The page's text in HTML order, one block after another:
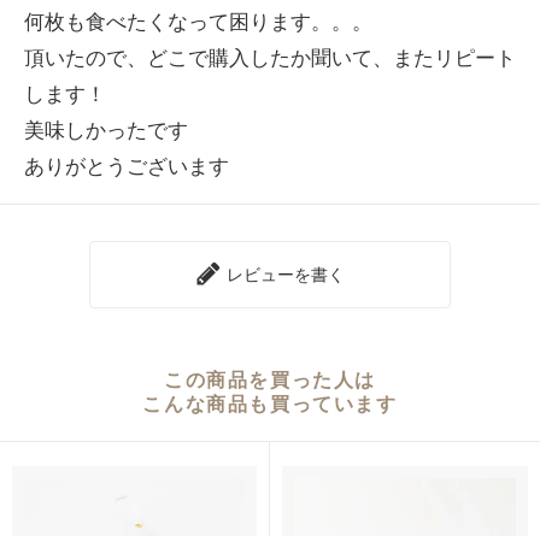
何枚も食べたくなって困ります。。。
頂いたので、どこで購入したか聞いて、またリピート
します！
美味しかったです
ありがとうございます
レビューを書く
この商品を買った人は
こんな商品も買っています